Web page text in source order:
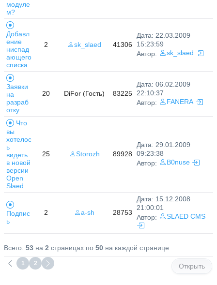
модуле
м?
Добавл
ение
ниспад
ающего
списка
2 sk_slaed 41306
Дата: 22.03.2009
15:23:59
Автор:
sk_slaed
Заявки
на
разраб
отку
20 DiFor (Гость) 83225
Дата: 06.02.2009
22:10:37
Автор:
FANERA
Что
вы
хотелос
ь
видеть
в новой
версии
Open
Slaed
25 Storozh 89928
Дата: 29.01.2009
09:23:38
Автор:
B0nuse
Подпис
ь
2 a-sh 28753
Дата: 15.12.2008
21:00:01
Автор:
SLAED CMS
Всего: 53 на 2 страницах по 50 на каждой странице
1 2 Открыть